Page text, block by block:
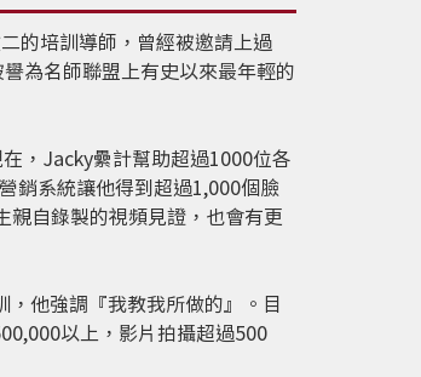
的培訓導師，曾經被邀請上過
為名師聯盟上有史以來最年輕的
，Jacky纍計幫助超過1000位各
銷系統讓他得到超過1,000個臉
親自錄製的視頻見證，也會有更
他強調『我教我所做的』。目
以上，影片拍攝超過500